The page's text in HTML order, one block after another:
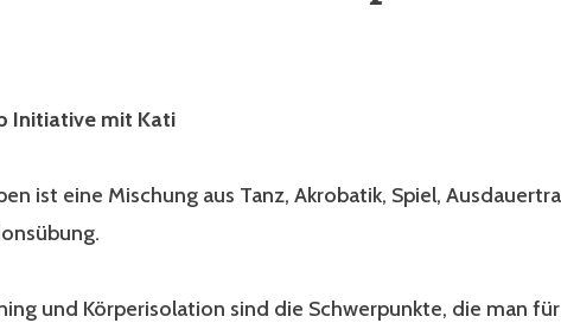
Initiative mit Kati
ist eine Mischung aus Tanz, Akrobatik, Spiel,
und Körperisolation sind die Schwerpunkte, die man für